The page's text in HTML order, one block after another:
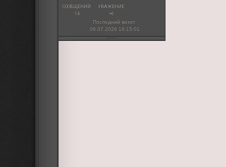
СООБЩЕНИЙ:
14
УВАЖЕНИЕ:
+6
Последний визит:
06.07.2026 16:15:01